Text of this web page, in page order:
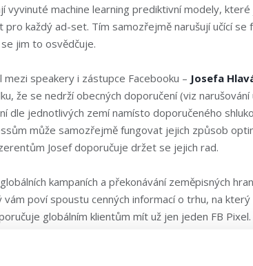
vyvinuté machine learning prediktivní modely, které
pro každý ad-set. Tím samozřejmě narušují učící se
jim to osvědčuje.
speakery i zástupce Facebooku – Josefa
že se nedrží obecných doporučení (viz narušování
dle jednotlivých zemí namísto doporučeného
může samozřejmě fungovat jejich způsob
Josef doporučuje držet se jejich rad.
kampaních a překonávání zeměpisných
vám poví spoustu cenných informací o trhu, na
globálním klientům mít už jen jeden FB